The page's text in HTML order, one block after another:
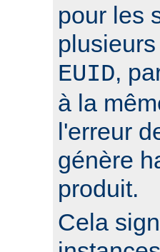
pour les
EUID,
à la
l'erreur
génère
produit.
Cela